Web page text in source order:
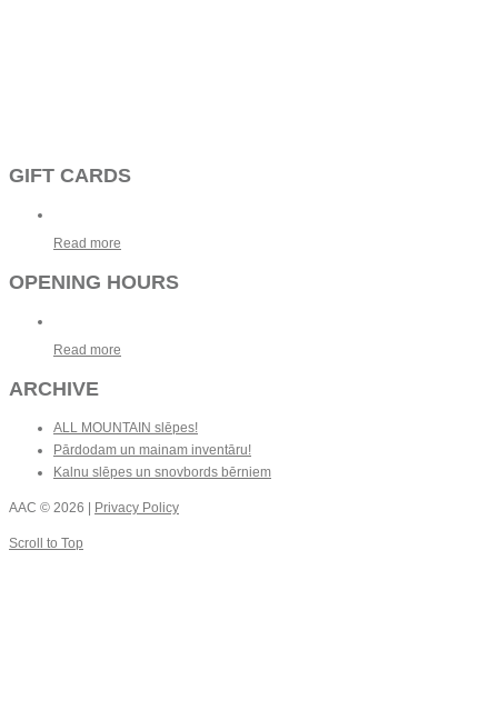
GIFT CARDS
Read more
OPENING HOURS
Read more
ARCHIVE
ALL MOUNTAIN slēpes!
Pārdodam un mainam inventāru!
Kalnu slēpes un snovbords bērniem
AAC © 2026 | Privacy Policy
Scroll to Top